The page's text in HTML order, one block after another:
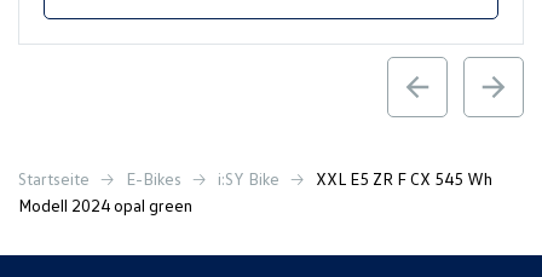
Startseite E-Bikes i:SY Bike
XXL E5 ZR F CX 545 Wh
Modell 2024 opal green